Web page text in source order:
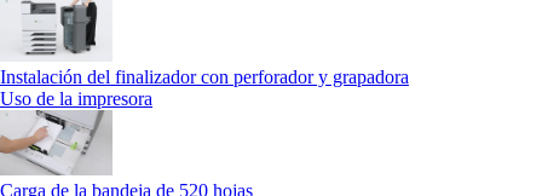
Instalación del finalizador con perforador y grapadora
Uso de la impresora
Carga de la bandeja de 520 hojas